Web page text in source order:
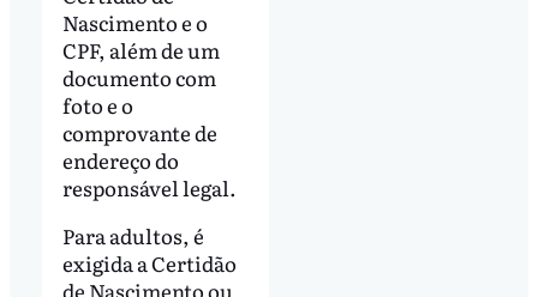
Nascimento e o
CPF, além de um
documento com
foto e o
comprovante de
endereço do
responsável legal.
Para adultos, é
exigida a Certidão
de Nascimento ou